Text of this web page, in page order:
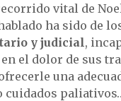
vital de
ha sido de
y judicial,
el dolor de sus
una
cuidados